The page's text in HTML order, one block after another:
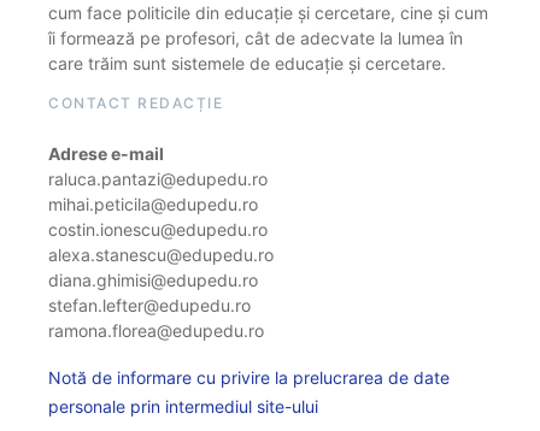
cum face politicile din educație și cercetare, cine și cum
îi formează pe profesori, cât de adecvate la lumea în
care trăim sunt sistemele de educație și cercetare.
CONTACT REDACȚIE
Adrese e-mail
raluca.pantazi@edupedu.ro
mihai.peticila@edupedu.ro
costin.ionescu@edupedu.ro
alexa.stanescu@edupedu.ro
diana.ghimisi@edupedu.ro
stefan.lefter@edupedu.ro
ramona.florea@edupedu.ro
Notă de informare cu privire la prelucrarea de date
personale prin intermediul site-ului